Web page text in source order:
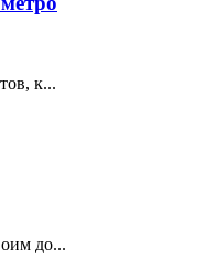
к...
до...